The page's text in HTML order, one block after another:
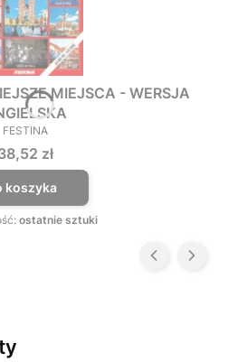
MIEJSCA - WERSJA
PRODUCENT
FESTINA
zł
koszyka
ostatnie sztuki